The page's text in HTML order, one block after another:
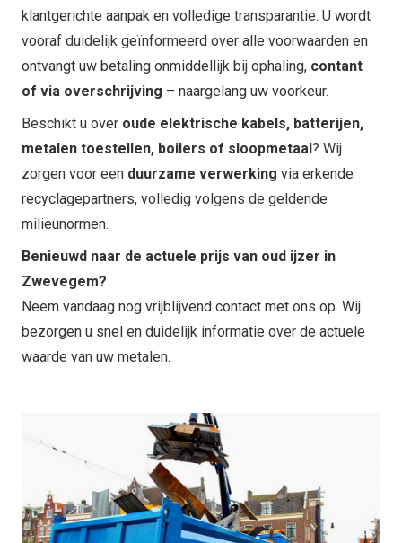
klantgerichte aanpak en volledige transparantie. U wordt
vooraf duidelijk geïnformeerd over alle voorwaarden en
ontvangt uw betaling onmiddellijk bij ophaling, contant
of via overschrijving – naargelang uw voorkeur.
Beschikt u over oude elektrische kabels, batterijen,
metalen toestellen, boilers of sloopmetaal? Wij
zorgen voor een duurzame verwerking via erkende
recyclagepartners, volledig volgens de geldende
milieunormen.
Benieuwd naar de actuele prijs van oud ijzer in
Zwevegem?
Neem vandaag nog vrijblijvend contact met ons op. Wij
bezorgen u snel en duidelijk informatie over de actuele
waarde van uw metalen.